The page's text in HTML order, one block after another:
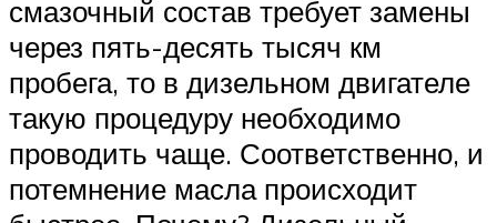
смазочный состав требует замены
через пять-десять тысяч км
пробега, то в дизельном двигателе
такую процедуру необходимо
проводить чаще. Соответственно, и
потемнение масла происходит